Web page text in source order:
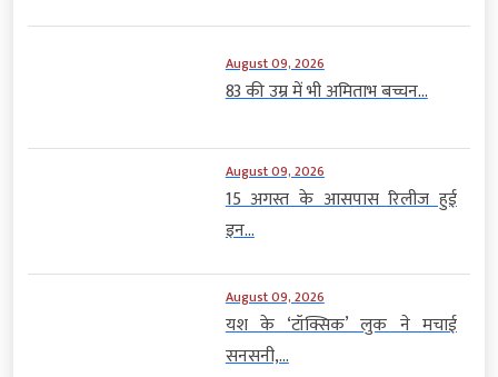
August 09, 2026
83 की उम्र में भी अमिताभ बच्चन...
August 09, 2026
15 अगस्त के आसपास रिलीज हुई
इन...
August 09, 2026
यश के ‘टॉक्सिक’ लुक ने मचाई
सनसनी,...